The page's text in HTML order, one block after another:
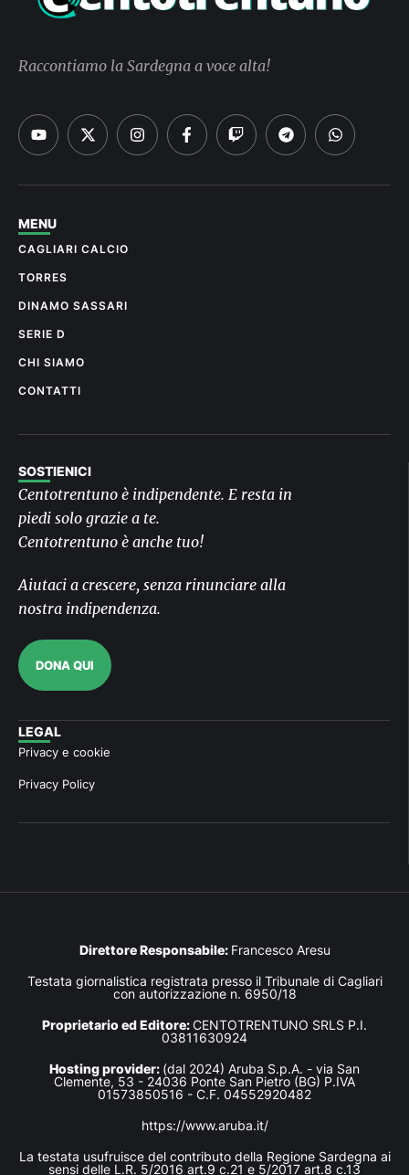
Raccontiamo la Sardegna a voce alta!
MENU
CAGLIARI CALCIO
TORRES
DINAMO SASSARI
SERIE D
CHI SIAMO
CONTATTI
SOSTIENICI
Centotrentuno è indipendente. E resta in
piedi solo grazie a te.
Centotrentuno è anche tuo!
Aiutaci a crescere, senza rinunciare alla
nostra indipendenza.
DONA QUI
LEGAL
Privacy e cookie
Privacy Policy
Direttore Responsabile: Francesco Aresu
Testata giornalistica registrata presso il Tribunale di Cagliari
con autorizzazione n. 6950/18
Proprietario ed Editore:CENTOTRENTUNO SRLS P.I.
03811630924
Hosting provider: (dal 2024) Aruba S.p.A. - via San
Clemente, 53 - 24036 Ponte San Pietro (BG) P.IVA
01573850516 - C.F. 04552920482
https://www.aruba.it/
La testata usufruisce del contributo della Regione Sardegna ai
sensi delle L.R. 5/2016 art.9 c.21 e 5/2017 art.8 c.13